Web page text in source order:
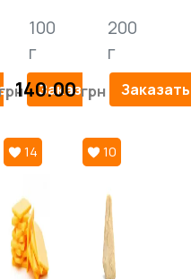
100
г
Заказать
200
г
140.00 Заказать
14 10